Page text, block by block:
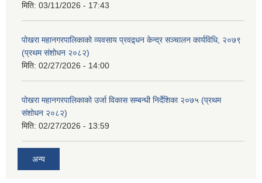
मिति: 03/11/2026 - 17:43
पोखरा महानगरपालिकाको व्यवसाय प्रवद्र्धन केन्द्र सञ्चालन कार्यविधि, २०७९
(प्रथम संशोधन २०८२)
मिति: 02/27/2026 - 14:00
पोखरा महानगरपालिकाको उर्जा विकास सम्बन्धी निर्देशिका २०७५ (प्रथम
संशोधन २०८२)
मिति: 02/27/2026 - 13:59
अन्य